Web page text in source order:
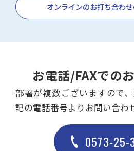
オンラインのお打ち合わ
お電話/FAXでの
部署が複数ございますので
記の電話番号よりお問い合わ
0573-25-